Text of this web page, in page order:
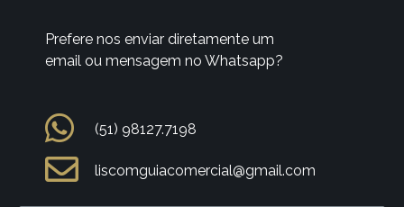
Prefere nos enviar diretamente um
email ou mensagem no Whatsapp?
(51) 98127.7198
liscomguiacomercial@gmail.com